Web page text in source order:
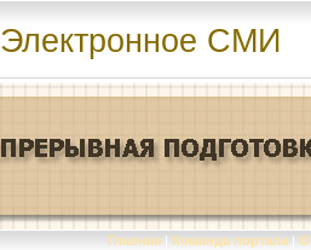
Электронное СМИ
Главная | Команда портала | О